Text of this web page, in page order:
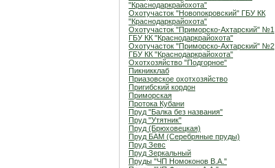
"Краснодаркрайохота"
Охотучасток "Новопокровский" ГБУ КК
"Краснодаркрайохота"
Охотучасток "Приморско-Ахтарский" №1
ГБУ КК "Краснодаркрайохота"
Охотучасток "Приморско-Ахтарский" №2
ГБУ КК "Краснодаркрайохота"
Охотхозяйство "Подгорное"
Пикникклаб
Приазовское охотхозяйство
Пригибский кордон
Приморская
Протока Кубани
Пруд "Балка без названия"
Пруд "Утятник"
Пруд (Брюховецкая)
Пруд БАМ (Серебряные пруды)
Пруд Зевс
Пруд Зеркальный
Пруды "ЧП Номоконов В.А."